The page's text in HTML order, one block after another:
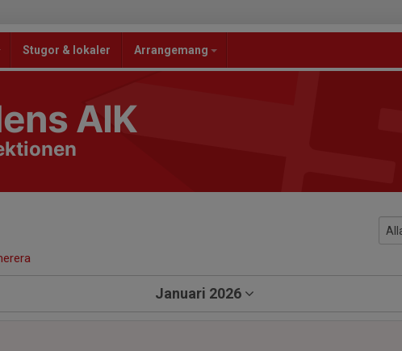
Stugor & lokaler Arrangemang
AIK
Januari 2026